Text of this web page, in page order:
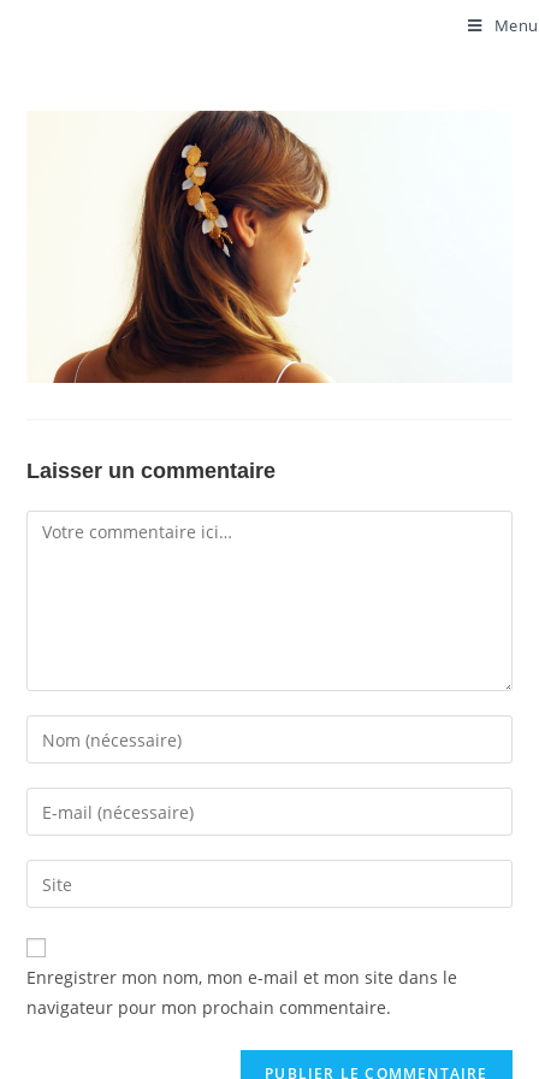
Menu
Laisser un commentaire
Enregistrer mon nom, mon e-mail et mon site dans le
navigateur pour mon prochain commentaire.